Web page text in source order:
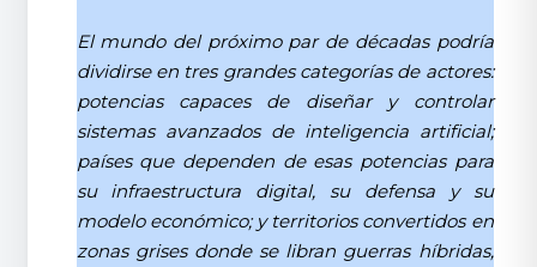
El mundo del próximo par de décadas podría
dividirse en tres grandes categorías de actores:
potencias capaces de diseñar y controlar
sistemas avanzados de inteligencia artificial;
países que dependen de esas potencias para
su infraestructura digital, su defensa y su
modelo económico; y territorios convertidos en
zonas grises donde se libran guerras híbridas,